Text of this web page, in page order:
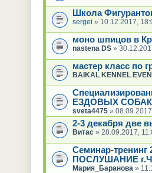
Школа
sergei » 10.12.2017,
моно шпицов в
nastena DS»
мастер класс по
BAIKAL KENNEL
ЕЗДОВЫХ СОБАК
sveta4475»
2-3 декабря две
Витас» 28.09.2017,
Семинар-
ПОСЛУШАНИЕ
Мария_Баранова »